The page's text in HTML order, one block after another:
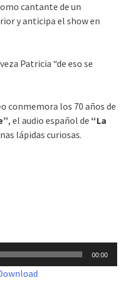
cantante de un
y anticipa el show en
Patricia “de eso se
conmemora los 70 años de
, el audio español de “La
lápidas curiosas.
00:00